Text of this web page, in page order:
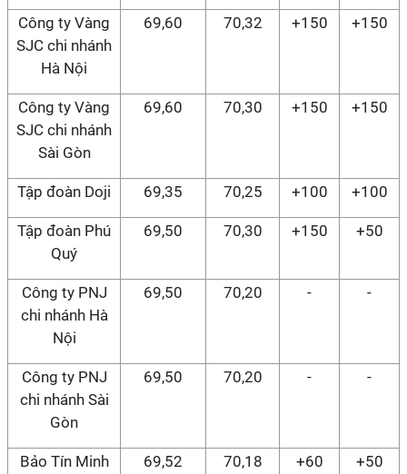
Công ty Vàng
SJC chi nhánh
Hà Nội
69,60 70,32 +150 +150
Công ty Vàng
SJC chi nhánh
Sài Gòn
69,60 70,30 +150 +150
Tập đoàn Doji 69,35 70,25 +100 +100
Tập đoàn Phú
Quý
69,50 70,30 +150 +50
Công ty PNJ
chi nhánh Hà
Nội
69,50 70,20 - -
Công ty PNJ
chi nhánh Sài
Gòn
69,50 70,20 - -
Bảo Tín Minh
69,52 70,18 +60 +50